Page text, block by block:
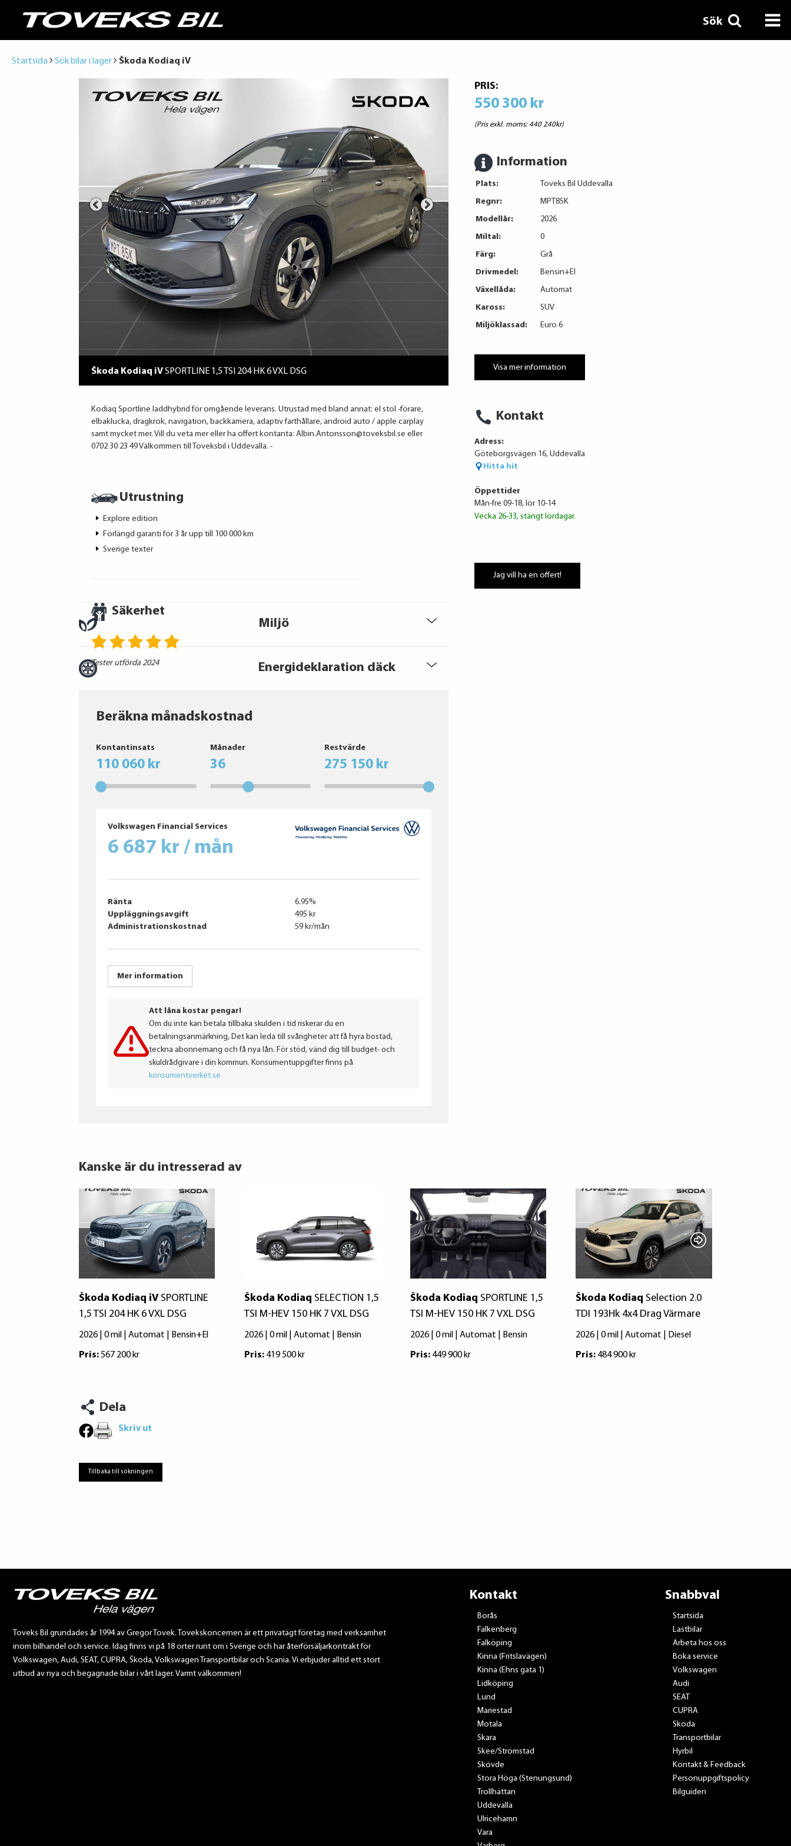
Sök
Startsida Sök bilar i lager Škoda Kodiaq iV
Škoda Kodiaq iVSPORTLINE 1,5 TSI 204 HK 6 VXL DSG
Kodiaq Sportline laddhybrid för omgående leverans. Utrustad med bland annat: el stol -förare,
elbaklucka, dragkrok, navigation, backkamera, adaptiv farthållare, android auto / apple carplay
samt mycket mer. Vill du veta mer eller ha offert kontanta: Albin.Antonsson@toveksbil.se eller
0702 30 23 49 Välkommen till Toveksbil i Uddevalla. -
Utrustning
Explore edition
Förlängd garanti för 3 år upp till 100 000 km
Sverige texter
Säkerhet
Tester utförda 2024
Miljö
Energideklaration däck
Hankook
Beräkna månadskostnad
Kontantinsats
110 060 kr
Månader
36
Restvärde
275 150 kr
Volkswagen Financial Services
6 687 kr / mån
Ränta
6.95%
Uppläggningsavgift
495 kr
Administrationskostnad
59 kr/mån
Mer information
Att låna kostar pengar!
Om du inte kan betala tillbaka skulden i tid riskerar du en
betalningsanmärkning, Det kan leda till svårigheter att få hyra bostad,
teckna abonnemang och få nya lån. För stöd, vänd dig till budget- och
skuldrådgivare i din kommun. Konsumentuppgifter finns på
konsumentverket.se
PRIS:
550 300 kr
(Pris exkl. moms: 440 240kr)
Information
Plats:
Toveks Bil Uddevalla
Regnr:
MPT85K
Modellår:
2026
Miltal:
0
Färg:
Grå
Drivmedel:
Bensin+El
Växellåda:
Automat
Kaross:
SUV
Miljöklassad:
Euro 6
Visa mer information
Kontakt
Adress:
Göteborgsvägen 16, Uddevalla
Hitta hit
Öppettider
Mån-fre 09-18, lör 10-14
Vecka 26-33, stängt lördagar.
Jag vill ha en offert!
Kanske är du intresserad av
Škoda Kodiaq iV SPORTLINE
1,5 TSI 204 HK 6 VXL DSG
2026 | 0 mil | Automat | Bensin+El
Pris:567 200 kr
Škoda Kodiaq SELECTION 1,5
TSI M-HEV 150 HK 7 VXL DSG
2026 | 0 mil | Automat | Bensin
Pris: 419 500 kr
Škoda Kodiaq SPORTLINE 1,5
TSI M-HEV 150 HK 7 VXL DSG
2026 | 0 mil | Automat | Bensin
Pris:449 900 kr
Škoda Kodiaq Selection 2.0
TDI 193Hk 4x4 Drag Värmare
2026 | 0 mil | Automat | Diesel
Pris: 484 900 kr
Dela
Skriv ut
Tillbaka till sökningen
Toveks Bil grundades år 1994 av Gregor Tovek. Tovekskoncernen är ett privatägt företag med verksamhet
inom bilhandel och service. Idag finns vi på 18 orter runt om i Sverige och har återförsäljarkontrakt för
Volkswagen, Audi, SEAT, CUPRA, Škoda, Volkswagen Transportbilar och Scania. Vi erbjuder alltid ett stort
utbud av nya och begagnade bilar i vårt lager. Varmt välkommen!
Kontakt
Borås
Falkenberg
Falköping
Kinna (Fritslavägen)
Kinna (Ehns gata 1)
Lidköping
Lund
Mariestad
Motala
Skara
Skee/Strömstad
Skövde
Stora Höga (Stenungsund)
Trollhättan
Uddevalla
Ulricehamn
Vara
Snabbval
Startsida
Lastbilar
Arbeta hos oss
Boka service
Volkswagen
Audi
SEAT
CUPRA
Skoda
Transportbilar
Hyrbil
Kontakt & Feedback
Personuppgiftspolicy
Bilguiden